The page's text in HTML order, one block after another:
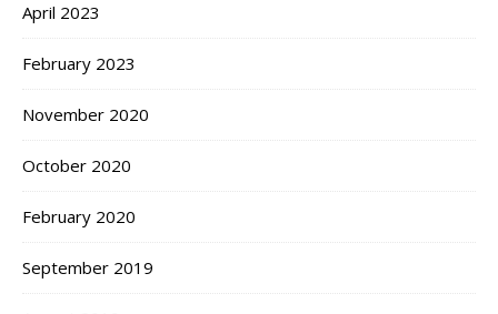
April 2023
February 2023
November 2020
October 2020
February 2020
September 2019